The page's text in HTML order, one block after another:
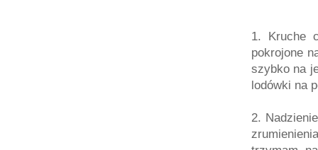
1. Kruche
pokrojone
szybko na
lodówki na
2.